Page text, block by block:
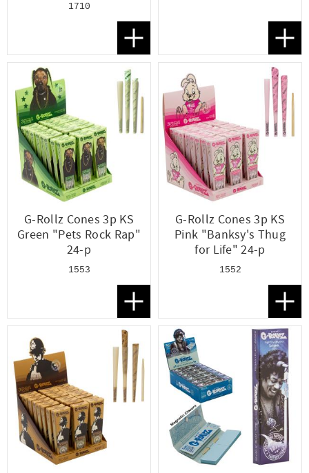
1710
Lägg till i favoriter
G-Rollz Cones 3p KS
Green "Pets Rock Rap"
24-p
1553
Lägg till i favoriter
G-Rollz Cones 3p KS
Pink "Banksy's Thug
for Life" 24-p
1552